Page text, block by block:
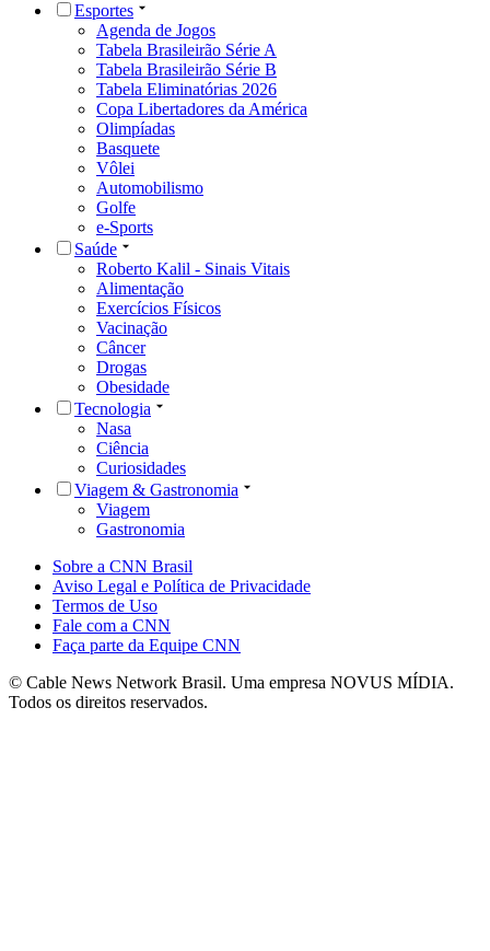
Esportes
Agenda de Jogos
Tabela Brasileirão Série A
Tabela Brasileirão Série B
Tabela Eliminatórias 2026
Copa Libertadores da América
Olimpíadas
Basquete
Vôlei
Automobilismo
Golfe
e-Sports
Saúde
Roberto Kalil - Sinais Vitais
Alimentação
Exercícios Físicos
Vacinação
Câncer
Drogas
Obesidade
Tecnologia
Nasa
Ciência
Curiosidades
Viagem & Gastronomia
Viagem
Gastronomia
Sobre a CNN Brasil
Aviso Legal e Política de Privacidade
Termos de Uso
Fale com a CNN
Faça parte da Equipe CNN
© Cable News Network Brasil. Uma empresa NOVUS MÍDIA.
Todos os direitos reservados.